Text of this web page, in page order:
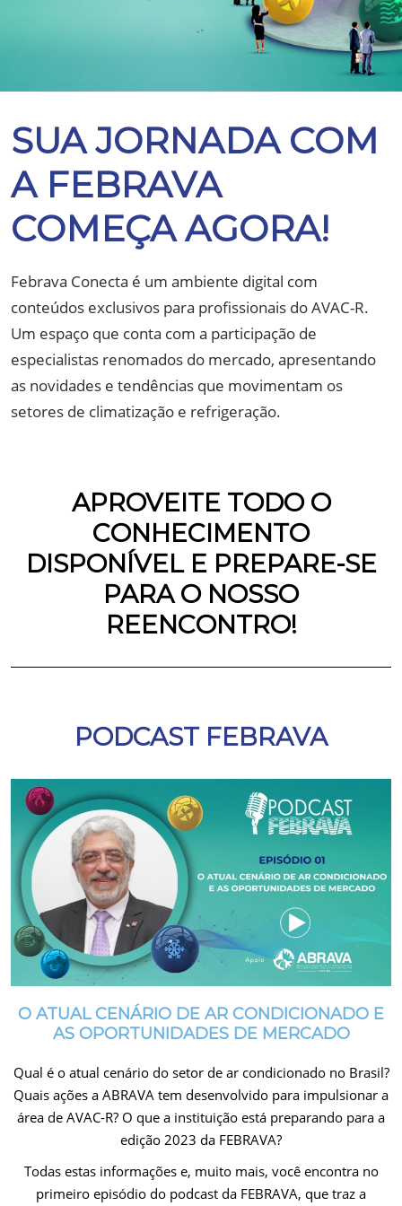
SUA JORNADA COM
A FEBRAVA
COMEÇA AGORA!
Febrava Conecta é um ambiente digital com
conteúdos exclusivos para profissionais do AVAC-R.
Um espaço que conta com a participação de
especialistas renomados do mercado, apresentando
as novidades e tendências que movimentam os
setores de climatização e refrigeração.
APROVEITE TODO O
CONHECIMENTO
DISPONÍVEL E PREPARE-SE
PARA O NOSSO
REENCONTRO!
PODCAST FEBRAVA
O ATUAL CENÁRIO DE AR CONDICIONADO E
AS OPORTUNIDADES DE MERCADO
Qual é o atual cenário do setor de ar condicionado no Brasil?
Quais ações a ABRAVA tem desenvolvido para impulsionar a
área de AVAC-R? O que a instituição está preparando para a
edição 2023 da FEBRAVA?
Todas estas informações e, muito mais, você encontra no
primeiro episódio do podcast da FEBRAVA, que traz a